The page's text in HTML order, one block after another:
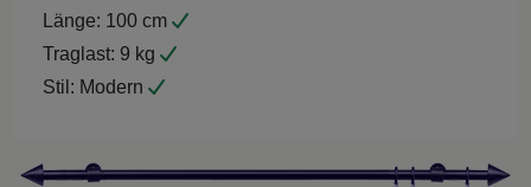
Länge: 100 cm
Traglast: 9 kg
Stil: Modern